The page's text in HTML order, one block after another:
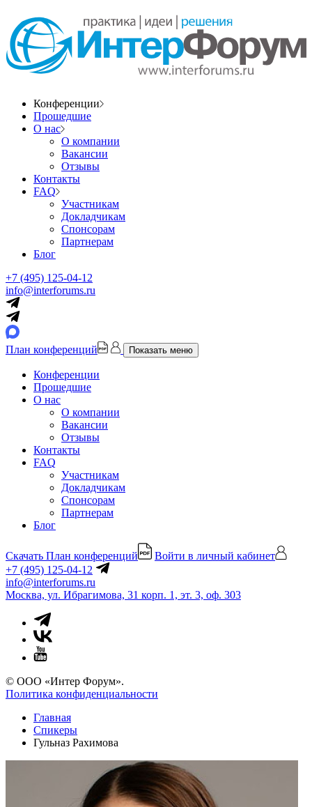
Конференции
Прошедшие
О нас
О компании
Вакансии
Отзывы
Контакты
FAQ
Участникам
Докладчикам
Спонсорам
Партнерам
Блог
+7 (495) 125-04-12
info@interforums.ru
План конференций Показать меню
Конференции
Прошедшие
О нас
О компании
Вакансии
Отзывы
Контакты
FAQ
Участникам
Докладчикам
Спонсорам
Партнерам
Блог
Скачать План конференций
Войти в личный кабинет
+7 (495) 125-04-12
info@interforums.ru
Москва, ул. Ибрагимова, 31 корп. 1, эт. 3, оф. 303
© ООО «Интер Форум».
Политика конфиденциальности
Главная
Спикеры
Гульназ Рахимова